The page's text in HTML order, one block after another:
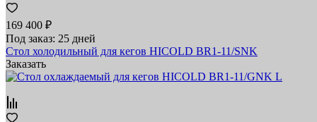
169 400 ₽
Под заказ: 25 дней
Стол холодильный для кегов HICOLD BR1-11/SNK
Заказать